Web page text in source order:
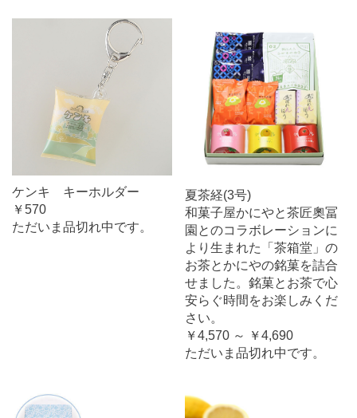
ケンキ キーホルダー
￥570
ただいま品切れ中です。
夏茶経(3号)
和菓子屋かにやと茶匠奧冨
園とのコラボレーションに
より生まれた「茶箱堂」の
お茶とかにやの銘菓を詰合
せました。銘菓とお茶で心
安らぐ時間をお楽しみくだ
さい。
￥4,570 ～ ￥4,690
ただいま品切れ中です。